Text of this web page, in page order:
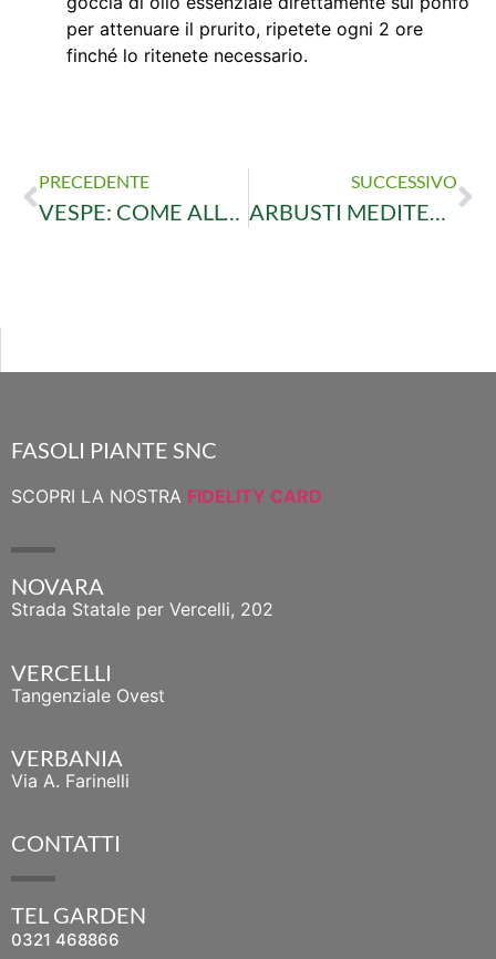
per attenuare il prurito, ripetete ogni 2 ore
finché lo ritenete necessario.
PRECEDENTE
VESPE: COME ALLONTANARLE E RICONOSCERLE
SUCCESSIVO
ARBUSTI MEDITERRANEI
FASOLI PIANTE SNC
SCOPRI LA NOSTRA FIDELITY CARD
NOVARA
Strada Statale per Vercelli, 202
VERCELLI
Tangenziale Ovest
VERBANIA
Via A. Farinelli
CONTATTI
TEL GARDEN
0321 468866